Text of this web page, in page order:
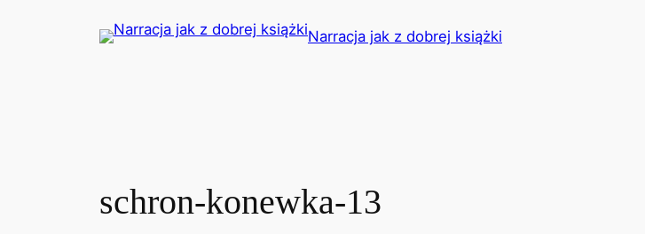
Narracja jak z dobrej książki
schron-konewka-13